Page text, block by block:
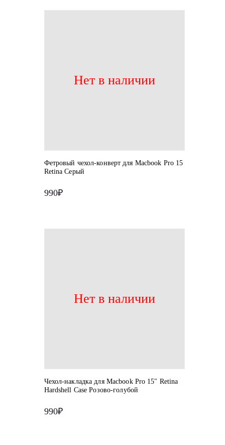
Нет в наличии
Фетровый чехол-конверт для Macbook Pro 15
Retina Серый
990₽
Нет в наличии
Чехол-накладка для Macbook Pro 15" Retina
Hardshell Case Розово-голубой
990₽